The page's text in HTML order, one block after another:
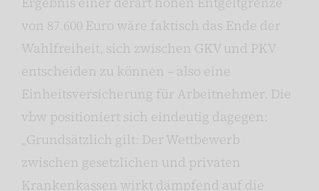
von 87.600 Euro wäre faktisch das Ende der
Wahlfreiheit, sich zwischen GKV und PKV
entscheiden zu können – also eine
Einheitsversicherung für Arbeitnehmer. Die
vbw positioniert sich eindeutig dagegen:
„Grundsätzlich gilt: Der Wettbewerb
zwischen gesetzlichen und privaten
Krankenkassen wirkt dämpfend auf die